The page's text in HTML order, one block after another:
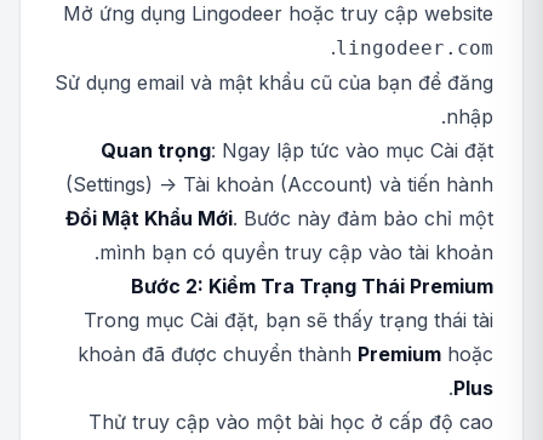
Mở ứng dụng Lingodeer hoặc truy cập website
lingodeer.com
.
Sử dụng email và mật khẩu cũ của bạn để đăng
nhập.
Quan trọng: Ngay lập tức vào mục Cài đặt
(Settings) -> Tài khoản (Account) và tiến hành
Đổi Mật Khẩu Mới. Bước này đảm bảo chỉ một
mình bạn có quyền truy cập vào tài khoản.
Bước 2: Kiểm Tra Trạng Thái Premium
Trong mục Cài đặt, bạn sẽ thấy trạng thái tài
khoản đã được chuyển thành Premium hoặc
Plus
.
Thử truy cập vào một bài học ở cấp độ cao